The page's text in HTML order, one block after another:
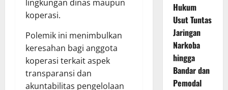
lingkungan dinas maupun
koperasi.
Polemik ini menimbulkan
keresahan bagi anggota
koperasi terkait aspek
transparansi dan
akuntabilitas pengelolaan
Hukum
Usut Tuntas
Jaringan
Narkoba
hingga
Bandar dan
Pemodal